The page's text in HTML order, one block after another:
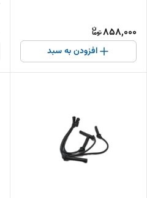
858,000
افزودن به سبد